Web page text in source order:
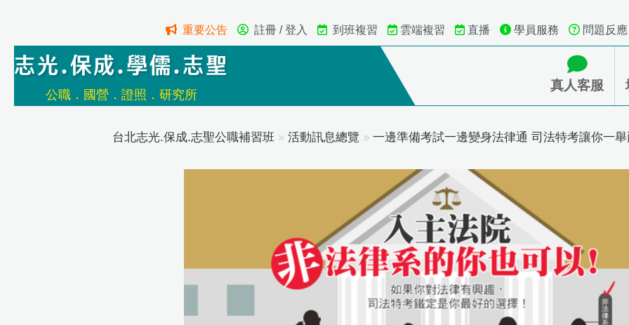
重要公告 註冊 / 登入 到班複習 雲端複習 直播 學員服務 問題反應
志光.保成.學儒.志聖
公職．國營．證照．研究所
真人客服
台北志光.保成.志聖公職補習班 » 活動訊息總覽 » 一邊準備考試一邊變身法律通 司法特考讓你一